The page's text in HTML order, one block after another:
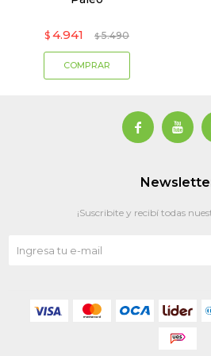
$ 4.941 $ 5.490
 
¡Suscribite y recibí todas